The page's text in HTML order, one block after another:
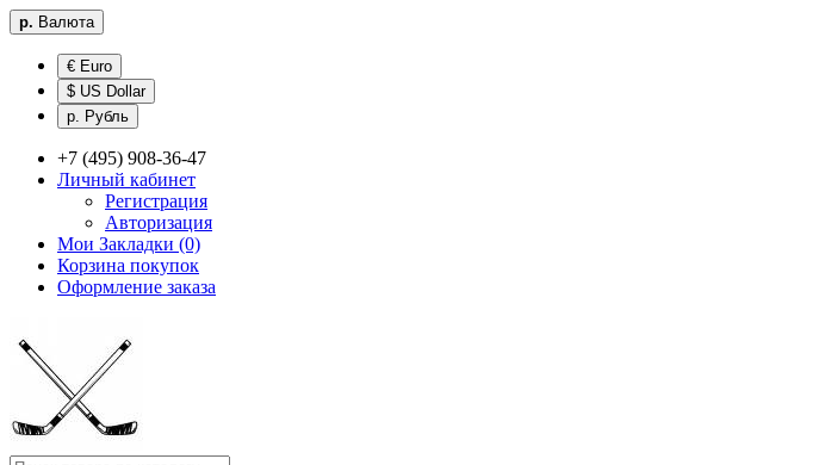
р. Валюта
€ Euro
$ US Dollar
р. Рубль
+7 (495) 908-36-47
Личный кабинет
Регистрация
Авторизация
Мои Закладки (0)
Корзина покупок
Оформление заказа